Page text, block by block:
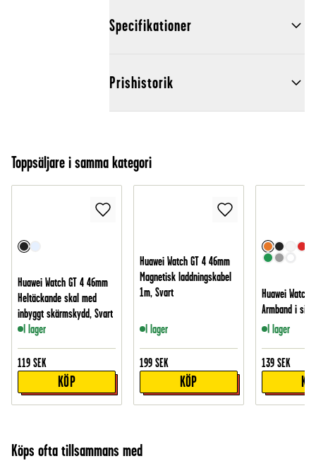
Specifikationer
Prishistorik
Toppsäljare i samma kategori
Huawei Watch GT 4 46mm
Heltäckande skal med
inbyggt skärmskydd, Svart
I lager
119 SEK
KÖP
Huawei Watch GT 4 46mm
Magnetisk laddningskabel
1m, Svart
I lager
199 SEK
KÖP
Huawei Watch
Armband i
I lager
139 SEK
Köps ofta tillsammans med